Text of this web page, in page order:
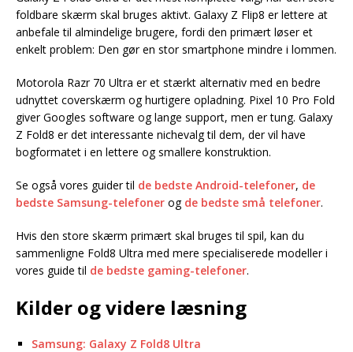
foldbare skærm skal bruges aktivt. Galaxy Z Flip8 er lettere at
anbefale til almindelige brugere, fordi den primært løser et
enkelt problem: Den gør en stor smartphone mindre i lommen.
Motorola Razr 70 Ultra er et stærkt alternativ med en bedre
udnyttet coverskærm og hurtigere opladning. Pixel 10 Pro Fold
giver Googles software og lange support, men er tung. Galaxy
Z Fold8 er det interessante nichevalg til dem, der vil have
bogformatet i en lettere og smallere konstruktion.
Se også vores guider til de bedste Android-telefoner, de
bedste Samsung-telefoner og de bedste små telefoner.
Hvis den store skærm primært skal bruges til spil, kan du
sammenligne Fold8 Ultra med mere specialiserede modeller i
vores guide til de bedste gaming-telefoner.
Kilder og videre læsning
Samsung: Galaxy Z Fold8 Ultra